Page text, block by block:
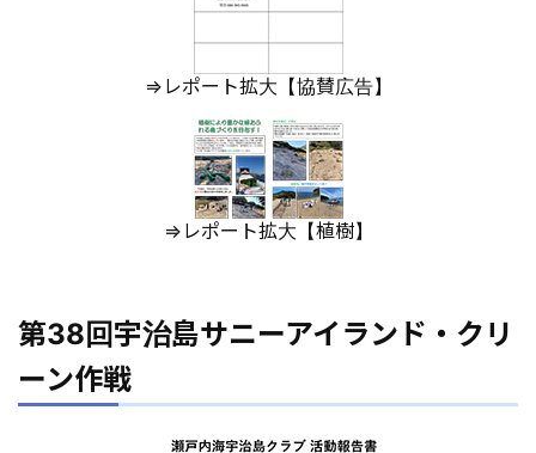
⇒レポート拡大【協賛広告】
⇒レポート拡大【植樹】
第38回宇治島サニーアイランド・クリ
ーン作戦